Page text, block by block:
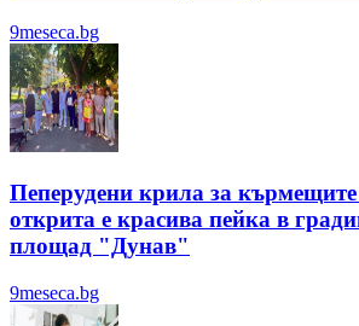
9meseca.bg
Пеперудени крила за
открита е красива пейка в
площад "Дунав"
9meseca.bg